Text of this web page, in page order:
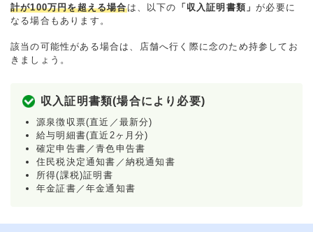
計が100万円を超える場合は、以下の 「収入証明書類」が必要に
なる場合もあります。
該当の可能性がある場合は、店舗へ行く際に念のため持参してお
きましょう。
収入証明書類(場合により必要)
源泉徴収票(直近／最新分)
給与明細書(直近2ヶ月分)
確定申告書／青色申告書
住民税決定通知書／納税通知書
所得(課税)証明書
年金証書／年金通知書